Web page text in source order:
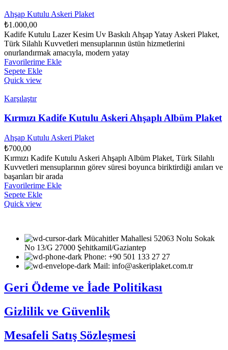
Ahşap Kutulu Askeri Plaket
₺1.000,00
Kadife Kutulu Lazer Kesim Uv Baskılı Ahşap Yatay Askeri Plaket,
Türk Silahlı Kuvvetleri mensuplarının üstün hizmetlerini
onurlandırmak amacıyla, modern yatay
Favorilerime Ekle
Sepete Ekle
Quick view
Karşılaştır
Kırmızı Kadife Kutulu Askeri Ahşaplı Albüm Plaket
Ahşap Kutulu Askeri Plaket
₺700,00
Kırmızı Kadife Kutulu Askeri Ahşaplı Albüm Plaket, Türk Silahlı
Kuvvetleri mensuplarının görev süresi boyunca biriktirdiği anıları ve
başarıları bir arada
Favorilerime Ekle
Sepete Ekle
Quick view
Mücahitler Mahallesi 52063 Nolu Sokak
No 13/G 27000 Şehitkamil/Gaziantep
Phone: +90 501 133 27 27
Mail: info@askeriplaket.com.tr
Geri Ödeme ve İade Politikası
Gizlilik ve Güvenlik
Mesafeli Satış Sözleşmesi